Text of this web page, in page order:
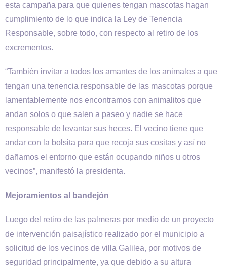
esta campaña para que quienes tengan mascotas hagan
cumplimiento de lo que indica la Ley de Tenencia
Responsable, sobre todo, con respecto al retiro de los
excrementos.
“También invitar a todos los amantes de los animales a que
tengan una tenencia responsable de las mascotas porque
lamentablemente nos encontramos con animalitos que
andan solos o que salen a paseo y nadie se hace
responsable de levantar sus heces. El vecino tiene que
andar con la bolsita para que recoja sus cositas y así no
dañamos el entorno que están ocupando niños u otros
vecinos”, manifestó la presidenta.
Mejoramientos al bandejón
Luego del retiro de las palmeras por medio de un proyecto
de intervención paisajístico realizado por el municipio a
solicitud de los vecinos de villa Galilea, por motivos de
seguridad principalmente, ya que debido a su altura